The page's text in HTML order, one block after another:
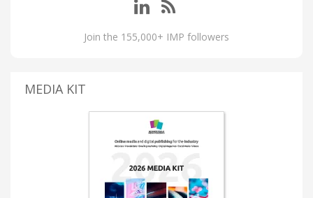
Join the 155,000+ IMP followers
MEDIA KIT